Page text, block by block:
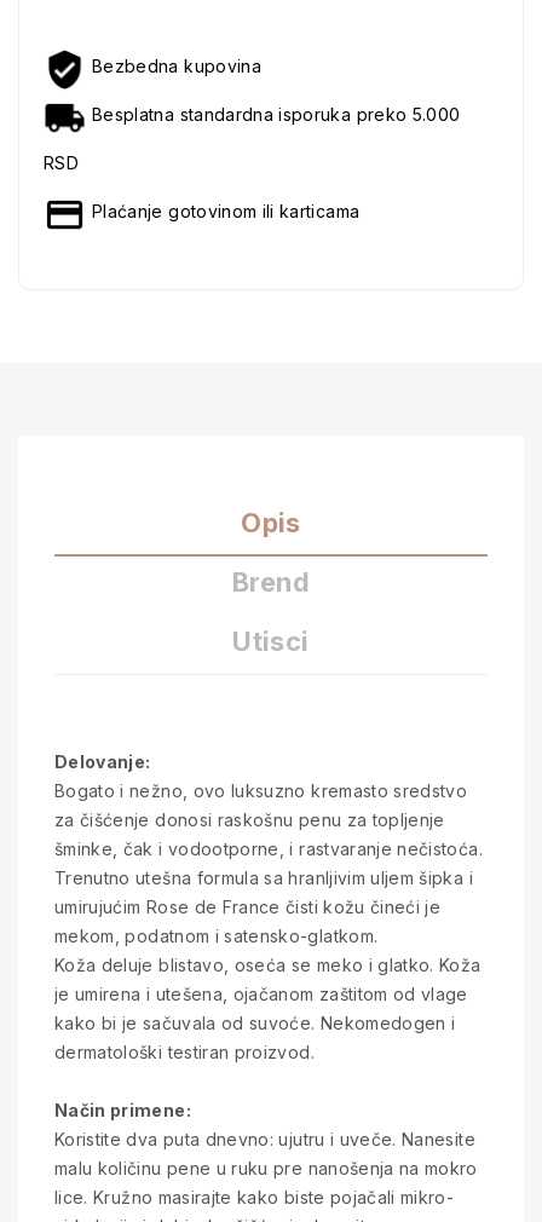
Bezbedna kupovina
Besplatna standardna isporuka preko 5.000
RSD
Plaćanje gotovinom ili karticama
Opis
Brend
Utisci
Delovanje:
Bogato i nežno, ovo luksuzno kremasto sredstvo
za čišćenje donosi raskošnu penu za topljenje
šminke, čak i vodootporne, i rastvaranje nečistoća.
Trenutno utešna formula sa hranljivim uljem šipka i
umirujućim Rose de France čisti kožu čineći je
mekom, podatnom i satensko-glatkom.
Koža deluje blistavo, oseća se meko i glatko. Koža
je umirena i utešena, ojačanom zaštitom od vlage
kako bi je sačuvala od suvoće. Nekomedogen i
dermatološki testiran proizvod.
Način primene:
Koristite dva puta dnevno: ujutru i uveče. Nanesite
malu količinu pene u ruku pre nanošenja na mokro
lice. Kružno masirajte kako biste pojačali mikro-